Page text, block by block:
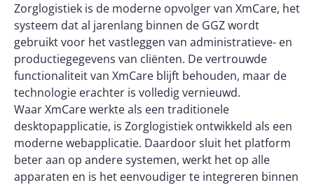
Zorglogistiek is de moderne opvolger van XmCare, het
systeem dat al jarenlang binnen de GGZ wordt
gebruikt voor het vastleggen van administratieve- en
productiegegevens van cliënten. De vertrouwde
functionaliteit van XmCare blijft behouden, maar de
technologie erachter is volledig vernieuwd.
Waar XmCare werkte als een traditionele
desktopapplicatie, is Zorglogistiek ontwikkeld als een
moderne webapplicatie. Daardoor sluit het platform
beter aan op andere systemen, werkt het op alle
apparaten en is het eenvoudiger te integreren binnen